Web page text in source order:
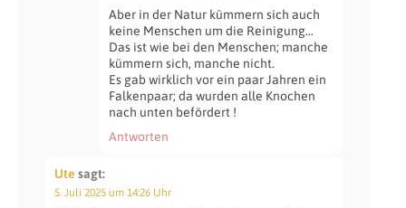
Aber in der Natur kümmern sich auch
keine Menschen um die Reinigung…
Das ist wie bei den Menschen; manche
kümmern sich, manche nicht.
Es gab wirklich vor ein paar Jahren ein
Falkenpaar; da wurden alle Knochen
nach unten befördert !
Antworten
Ute sagt:
5. Juli 2025 um 14:26 Uhr